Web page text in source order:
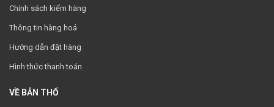
Chính sách kiểm hàng
Thông tin hàng hoá
Hướng dẫn đặt hàng
Hình thức thanh toán
VỀ BẢN THỔ